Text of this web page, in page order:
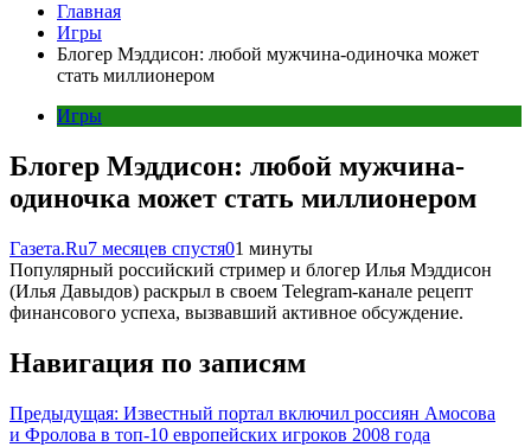
Главная
Игры
Блогер Мэддисон: любой мужчина-одиночка может
стать миллионером
Игры
Блогер Мэддисон: любой мужчина-
одиночка может стать миллионером
Газета.Ru7 месяцев спустя01 минуты
Популярный российский стример и блогер Илья Мэддисон
(Илья Давыдов) раскрыл в своем Telegram-канале рецепт
финансового успеха, вызвавший активное обсуждение.
Навигация по записям
Предыдущая: Известный портал включил россиян Амосова
и Фролова в топ-10 европейских игроков 2008 года